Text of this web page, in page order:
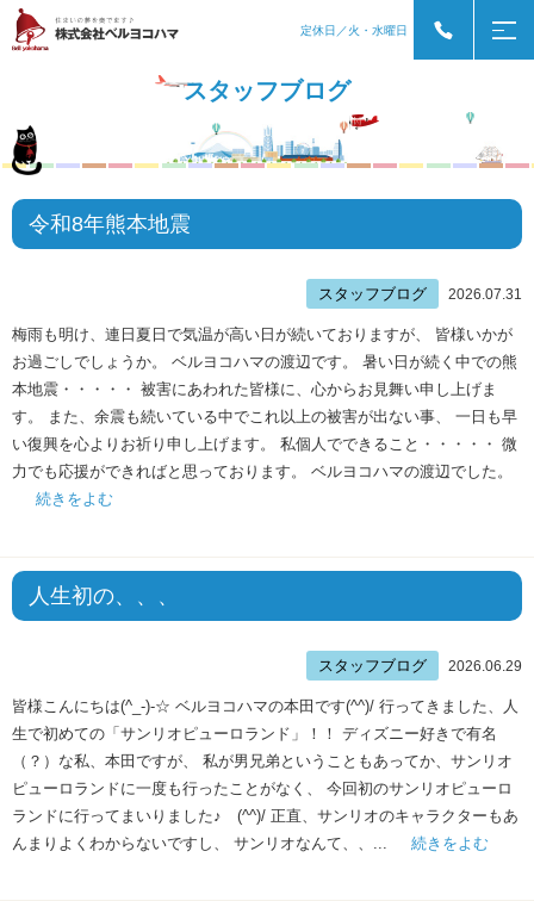
定休日／火・水曜日
スタッフブログ
令和8年熊本地震
スタッフブログ 2026.07.31
梅雨も明け、連日夏日で気温が高い日が続いておりますが、 皆様いかが
お過ごしでしょうか。 ベルヨコハマの渡辺です。 暑い日が続く中での熊
本地震・・・・・ 被害にあわれた皆様に、心からお見舞い申し上げま
す。 また、余震も続いている中でこれ以上の被害が出ない事、 一日も早
い復興を心よりお祈り申し上げます。 私個人でできること・・・・・ 微
力でも応援ができればと思っております。 ベルヨコハマの渡辺でした。
続きをよむ
人生初の、、、
スタッフブログ 2026.06.29
皆様こんにちは(^_-)-☆ ベルヨコハマの本田です(^^)/ 行ってきました、人
生で初めての「サンリオピューロランド」！！ ディズニー好きで有名
（？）な私、本田ですが、 私が男兄弟ということもあってか、サンリオ
ピューロランドに一度も行ったことがなく、 今回初のサンリオピューロ
ランドに行ってまいりました♪ (^^)/ 正直、サンリオのキャラクターもあ
んまりよくわからないですし、 サンリオなんて、、...
続きをよむ